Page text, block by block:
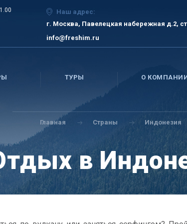
Наш адрес:
г. Москва, Павелецкая набережная д.2,
info@freshim.ru
ТУРЫ О
Главная Страны Индонезия
в